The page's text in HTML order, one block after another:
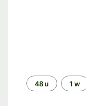
Periode48 u 1 w